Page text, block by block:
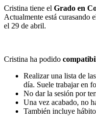
Cristina tiene el Grado en
Actualmente está curasando
el 29 de abril.
Cristina ha podido
Realizar una lista de
día. Suele trabajar en
No dar la sesión por
Una vez acabado, no
También incluye